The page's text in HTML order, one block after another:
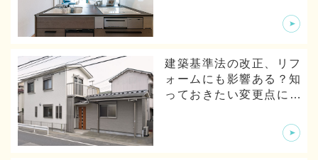
建築基準法の改正、リフ
ォームにも影響ある？知
っておきたい変更点につ